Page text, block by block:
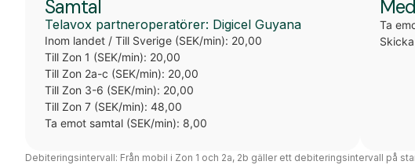
Samtal
Telavox partneroperatörer: Digicel Guyana
Inom landet / Till Sverige (SEK/min): 20,00
Till Zon 1 (SEK/min): 20,00
Till Zon 2a-c (SEK/min): 20,00
Till Zon 3-6 (SEK/min): 20,00
Till Zon 7 (SEK/min): 48,00
Ta emot samtal (SEK/min): 8,00
Ta
Debiteringsintervall: Från mobil i Zon 1 och 2a, 2b gäller ett debiteringsintervall på